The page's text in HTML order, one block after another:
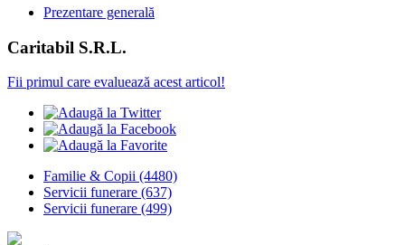
Prezentare generală
Caritabil S.R.L.
Fii primul care evaluează acest articol!
Familie & Copii (4480)
Servicii funerare (637)
Servicii funerare (499)